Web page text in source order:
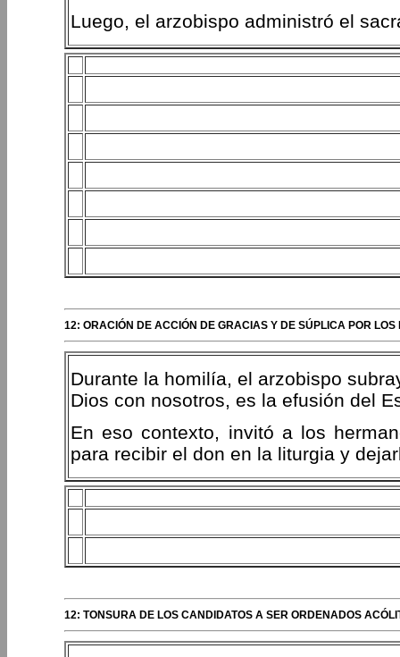
Luego, el arzobispo administró el
12: ORACIÓN DE ACCIÓN DE GRACIAS Y DE SÚPLICA POR
Durante la homilía, el arzobispo
Dios con nosotros, es la efusión del
En eso contexto, invitó a los
para recibir el don en la liturgia y
12: TONSURA DE LOS CANDIDATOS A SER ORDENADOS